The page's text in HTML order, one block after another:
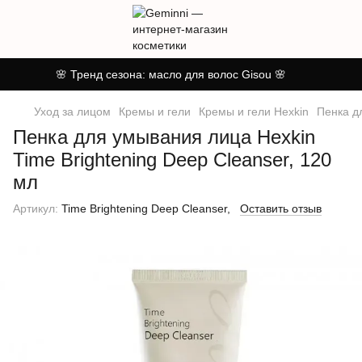
🌸 Тренд сезона: масло для волос Gisou 🌸
Уход за лицом Кремы и гели Кремы и гели Hexkin Пенка
Пенка для умывания лица Hexkin
Time Brightening Deep Cleanser, 120
мл
Артикул: Time Brightening Deep Cleanser, Оставить отзыв